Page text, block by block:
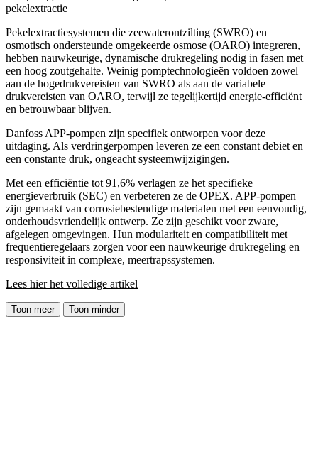
pekelextractie
Pekelextractiesystemen die zeewaterontzilting (SWRO) en
osmotisch ondersteunde omgekeerde osmose (OARO) integreren,
hebben nauwkeurige, dynamische drukregeling nodig in fasen met
een hoog zoutgehalte. Weinig pomptechnologieën voldoen zowel
aan de hogedrukvereisten van SWRO als aan de variabele
drukvereisten van OARO, terwijl ze tegelijkertijd energie-efficiënt
en betrouwbaar blijven.
Danfoss APP-pompen zijn specifiek ontworpen voor deze
uitdaging. Als verdringerpompen leveren ze een constant debiet en
een constante druk, ongeacht systeemwijzigingen.
Met een efficiëntie tot 91,6% verlagen ze het specifieke
energieverbruik (SEC) en verbeteren ze de OPEX. APP-pompen
zijn gemaakt van corrosiebestendige materialen met een eenvoudig,
onderhoudsvriendelijk ontwerp. Ze zijn geschikt voor zware,
afgelegen omgevingen. Hun modulariteit en compatibiliteit met
frequentieregelaars zorgen voor een nauwkeurige drukregeling en
responsiviteit in complexe, meertrapssystemen.
Lees hier het volledige artikel
Toon meer Toon minder